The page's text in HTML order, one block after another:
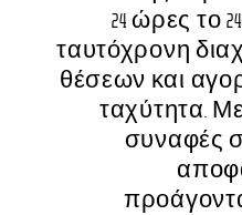
24 ώρες το
ταυτόχρονη
θέσεων και
ταχύτητα.
συναφές